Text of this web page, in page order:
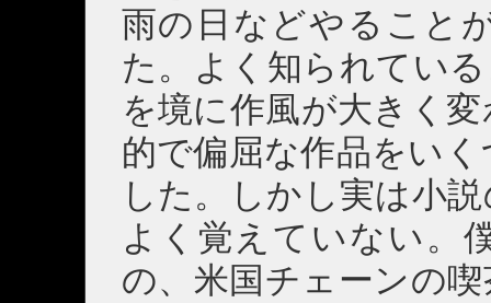
雨の日などやること
た。よく知られてい
を境に作風が大きく
的で偏屈な作品をい
した。しかし実は小
よく覚えていない。
の、米国チェーンの